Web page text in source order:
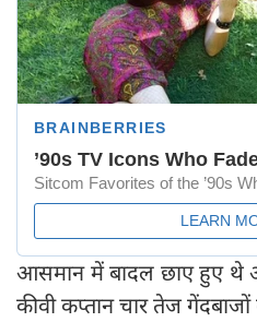
आसमान में बादल छाए हुए थे
कीवी कप्तान चार तेज